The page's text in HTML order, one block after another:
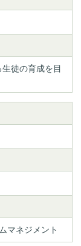
徒の育成を目
マネジメント